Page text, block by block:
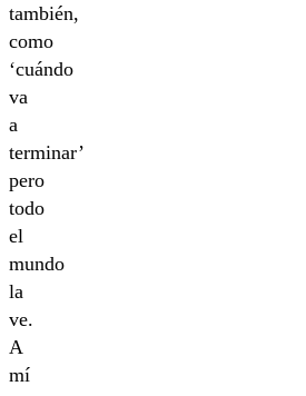
también,
como
‘cuándo
va
a
terminar’
pero
todo
el
mundo
la
ve.
A
mí